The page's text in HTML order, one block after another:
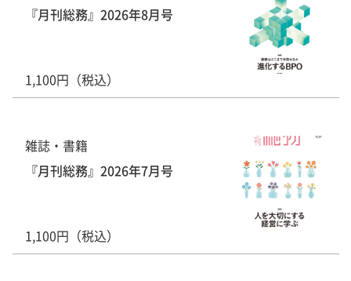
『月刊総務』2026年8月号
1,100円（税込）
雑誌・書籍
『月刊総務』2026年7月号
1,100円（税込）